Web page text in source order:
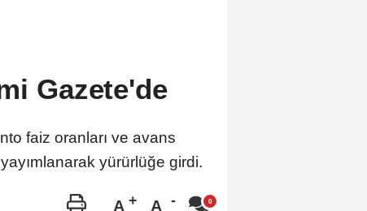
Gazete'de
faiz oranları ve avans
yürürlüğe girdi.
A A